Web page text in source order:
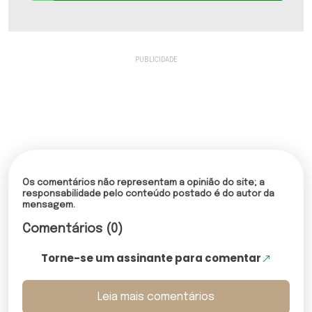
Os comentários não representam a opinião do site; a
responsabilidade pelo conteúdo postado é do autor da
mensagem.
Comentários (0)
Torne-se um assinante para comentar
Leia mais comentários